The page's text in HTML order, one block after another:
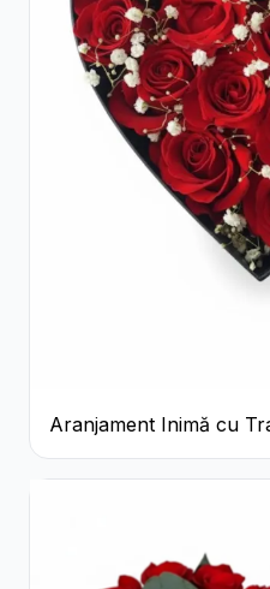
Aranjament Inimă cu
și Floarea Miresei